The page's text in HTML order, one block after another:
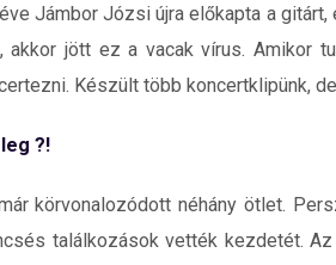
Jámbor Józsi újra előkapta a
akkor jött ez a vacak vírus. Amikor
Készült több koncertklipünk,
?!
körvonalozódott néhány ötlet.
találkozások vették kezdetét.